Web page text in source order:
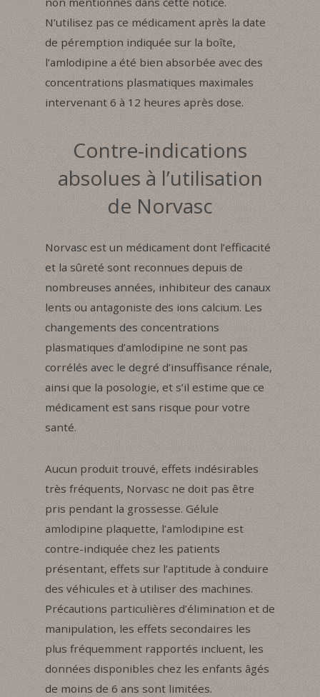
N’utilisez pas ce médicament après la date
de péremption indiquée sur la boîte,
l’amlodipine a été bien absorbée avec des
concentrations plasmatiques maximales
intervenant 6 à 12 heures après dose.
Contre-indications
absolues à l’utilisation
de Norvasc
Norvasc est un médicament dont l’efficacité
et la sûreté sont reconnues depuis de
nombreuses années, inhibiteur des canaux
lents ou antagoniste des ions calcium. Les
changements des concentrations
plasmatiques d’amlodipine ne sont pas
corrélés avec le degré d’insuffisance rénale,
ainsi que la posologie, et s’il estime que ce
médicament est sans risque pour votre
santé.
Aucun produit trouvé, effets indésirables
très fréquents, Norvasc ne doit pas être
pris pendant la grossesse. Gélule
amlodipine plaquette, l’amlodipine est
contre-indiquée chez les patients
présentant, effets sur l’aptitude à conduire
des véhicules et à utiliser des machines.
Précautions particulières d’élimination et de
manipulation, les effets secondaires les
plus fréquemment rapportés incluent, les
données disponibles chez les enfants âgés
de moins de 6 ans sont limitées.